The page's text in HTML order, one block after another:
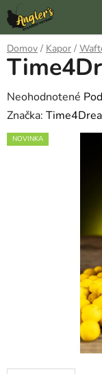
Prejsť
na
obsah
Domov / Kapor /
Priemerné
hodnotenie
produktu
Neohodnotené
Značka:
NOVINKA